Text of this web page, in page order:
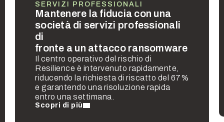
SERVIZI PROFESSIONALI
Mantenere la fiducia con una
società di servizi professionali
di
fronte a un attacco ransomware
Il centro operativo del rischio di
Resilience è intervenuto rapidamente,
riducendo la richiesta di riscatto del 67%
e garantendo una risoluzione rapida
entro una settimana.
Scopri di più